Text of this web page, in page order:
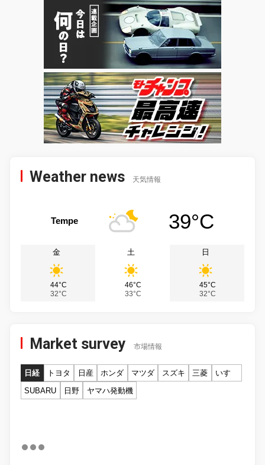
Weather news 天気情報
Tempe 39°C
金
44°C
32°C
土
46°C
33°C
日
45°C
32°C
Market survey 市場情報
日経 トヨタ 日産 ホンダ マツダ スズキ 三菱
いすゞ
SUBARU
日野 ヤマハ発動機